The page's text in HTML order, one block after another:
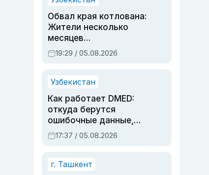
Обвал края котлована:
Жители несколько
месяцев
предупреждали об
опасности, но стройка
19:29 / 05.08.2026
Узбекистан
Как работает DMED:
откуда берутся
ошибочные данные,
дубли аккаунтов и
очереди по онлайн-
17:37 / 05.08.2026
г. Ташкент